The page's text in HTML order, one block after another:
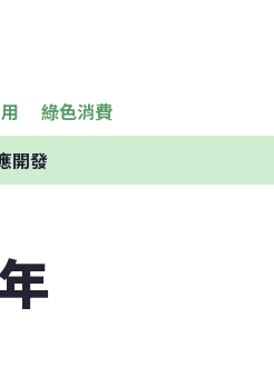
綠色消費
開發